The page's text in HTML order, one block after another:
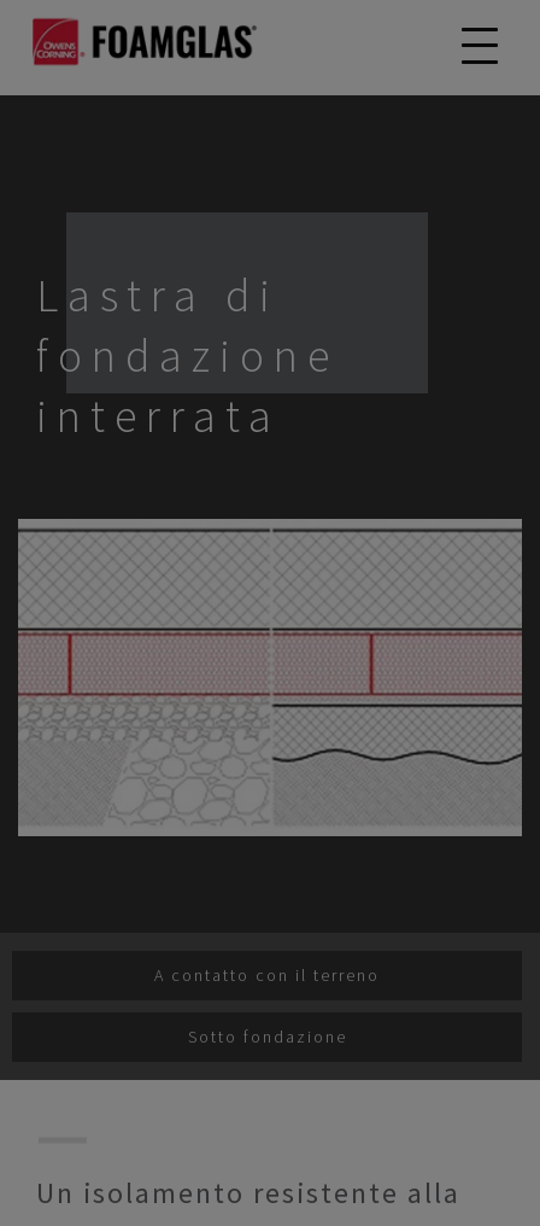
Lastra di
fondazione
interrata
A contatto con il terreno
Sotto fondazione
Un isolamento resistente alla